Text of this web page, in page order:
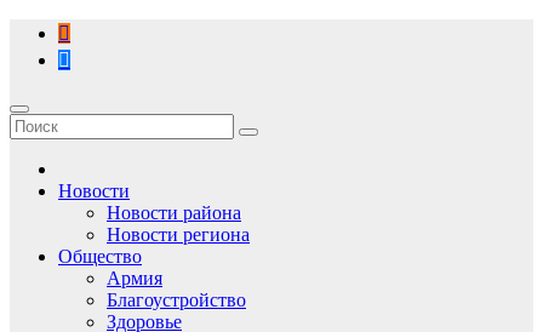
Перейти
содержимому
Новости
Новости района
Новости региона
Общество
Армия
Благоустройство
Здоровье